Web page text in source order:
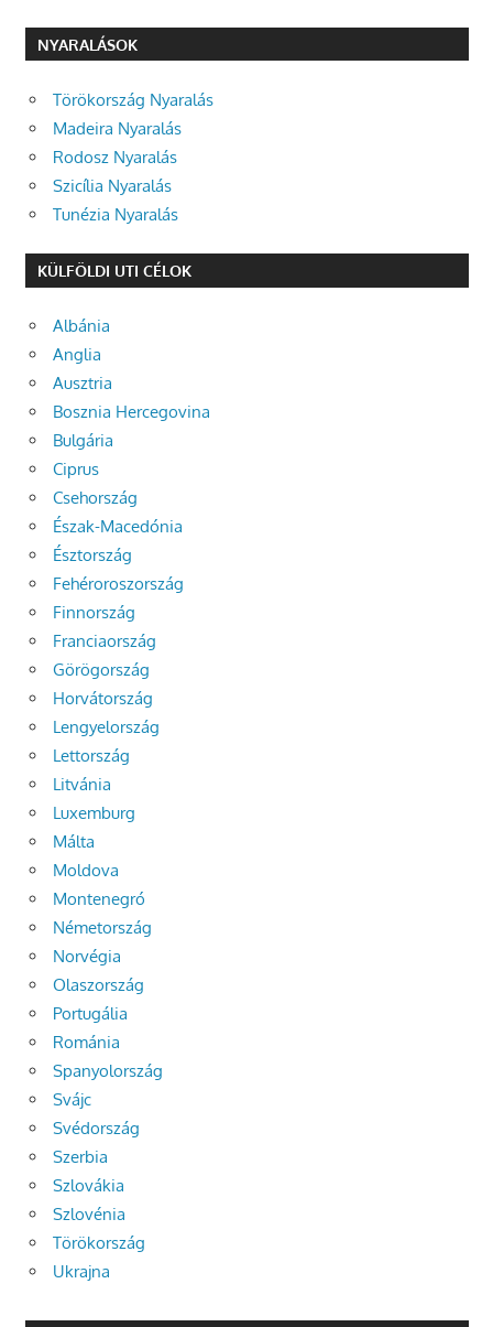
NYARALÁSOK
Törökország Nyaralás
Madeira Nyaralás
Rodosz Nyaralás
Szicília Nyaralás
Tunézia Nyaralás
KÜLFÖLDI UTI CÉLOK
Albánia
Anglia
Ausztria
Bosznia Hercegovina
Bulgária
Ciprus
Csehország
Észak-Macedónia
Észtország
Fehéroroszország
Finnország
Franciaország
Görögország
Horvátország
Lengyelország
Lettország
Litvánia
Luxemburg
Málta
Moldova
Montenegró
Németország
Norvégia
Olaszország
Portugália
Románia
Spanyolország
Svájc
Svédország
Szerbia
Szlovákia
Szlovénia
Törökország
Ukrajna